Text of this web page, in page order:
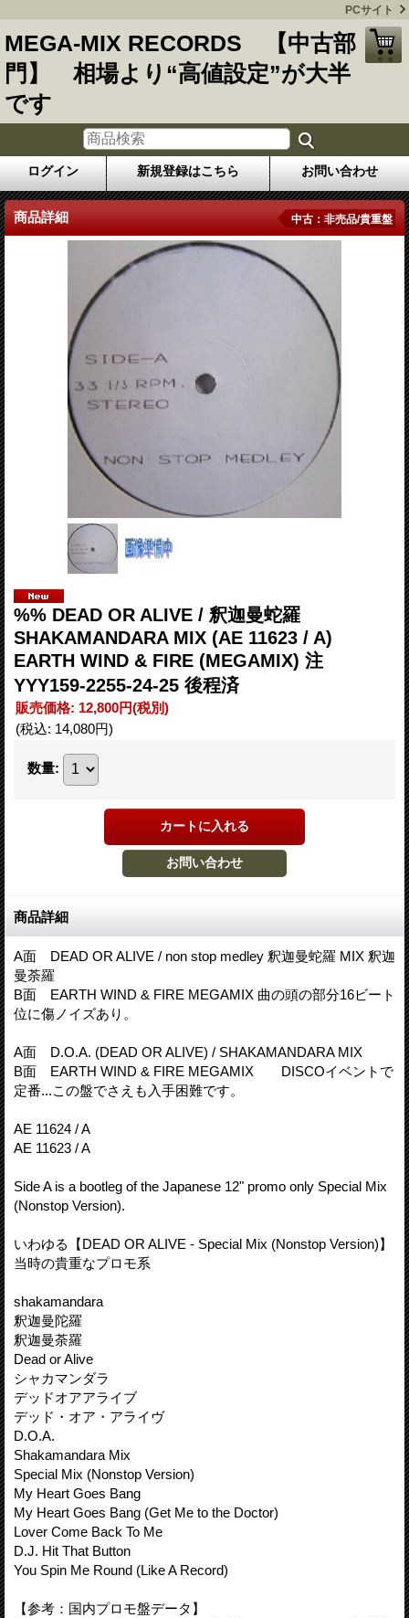
PCサイト
MEGA-MIX RECORDS 【中古部
門】 相場より“高値設定”が大半
です
ログイン 新規登録はこちら お問い合わせ
商品詳細 中古：非売品/貴重盤
%% DEAD OR ALIVE / 釈迦曼蛇羅
SHAKAMANDARA MIX (AE 11623 / A)
EARTH WIND & FIRE (MEGAMIX) 注
YYY159-2255-24-25 後程済
販売価格: 12,800円(税別)
(税込: 14,080円)
数量:
商品詳細
A面 DEAD OR ALIVE / non stop medley 釈迦曼蛇羅 MIX 釈迦
曼荼羅
B面 EARTH WIND & FIRE MEGAMIX 曲の頭の部分16ビート
位に傷ノイズあり。
A面 D.O.A. (DEAD OR ALIVE) / SHAKAMANDARA MIX
B面 EARTH WIND & FIRE MEGAMIX DISCOイベントで
定番...この盤でさえも入手困難です。
AE 11624 / A
AE 11623 / A
Side A is a bootleg of the Japanese 12" promo only Special Mix
(Nonstop Version).
いわゆる【DEAD OR ALIVE - Special Mix (Nonstop Version)】
当時の貴重なプロモ系
shakamandara
釈迦曼陀羅
釈迦曼荼羅
Dead or Alive
シャカマンダラ
デッドオアアライブ
デッド・オア・アライヴ
D.O.A.
Shakamandara Mix
Special Mix (Nonstop Version)
My Heart Goes Bang
My Heart Goes Bang (Get Me to the Doctor)
Lover Come Back To Me
D.J. Hit That Button
You Spin Me Round (Like A Record)
【参考：国内プロモ盤データ】